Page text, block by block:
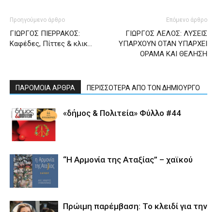
Προηγούμενο άρθρο
ΓΙΩΡΓΟΣ ΠΙΕΡΡΑΚΟΣ:
Καφέδες, Πίττες & κλικ…
Επόμενο άρθρο
ΓΙΩΡΓΟΣ ΛΕΛΟΣ: ΛΥΣΕΙΣ
ΥΠΑΡΧΟΥΝ ΟΤΑΝ ΥΠΑΡΧΕΙ
ΟΡΑΜΑ ΚΑΙ ΘΕΛΗΣΗ
ΠΑΡΟΜΟΙΑ ΑΡΘΡΑ ΠΕΡΙΣΣΟΤΕΡΑ ΑΠΟ ΤΟΝ ΔΗΜΙΟΥΡΓΟ
«δήμος & Πολιτεία» Φύλλο #44
“Η Αρμονία της Αταξίας” – χαϊκού
Πρώιμη παρέμβαση: Το κλειδί για την